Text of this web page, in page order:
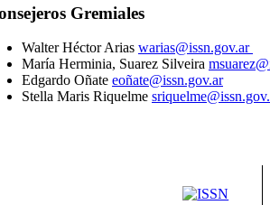
Gremiales
Walter Héctor Arias warias@issn.gov.ar
María Herminia, Suarez Silveira
Edgardo Oñate eoñate@issn.gov.ar
Stella Maris Riquelme